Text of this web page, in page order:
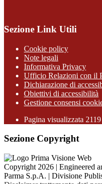
Sezione Link Utili
Cookie policy
Note legali
Informativa Privacy
Ufficio Relazioni con il
Dichiarazione di
Obiettivi di accessibilità
Gestione consensi
Pagina visualizzata
Sezione Copyright
Copyright 2026 | Engineered
Parma S.p.A. | Divisione